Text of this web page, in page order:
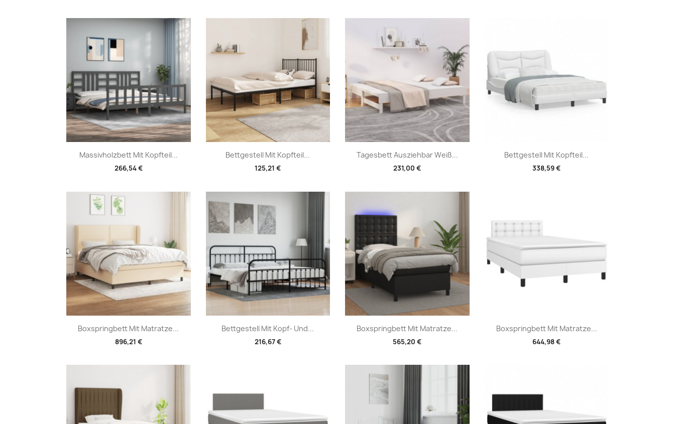
Massivholzbett Mit Kopfteil...
266,54 €
Vorschau Bettgestell Mit Kopfteil...
125,21 €
Vorschau Tagesbett Ausziehbar Weiß...
231,00 €
Vorschau Bettgestell Mit Kopfteil...
338,59 €
Vorschau
Boxspringbett Mit Matratze...
896,21 €
Vorschau Bettgestell Mit Kopf- Und...
216,67 €
Vorschau Boxspringbett Mit Matratze...
565,20 €
Vorschau Boxspringbett Mit Matratze...
644,98 €
Vorschau